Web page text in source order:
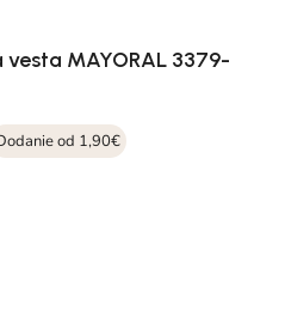
MAYORAL 3379-
od 1,90€